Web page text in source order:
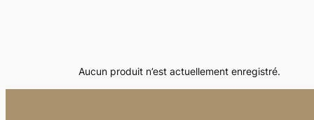
Aucun produit n’est actuellement enregistré.